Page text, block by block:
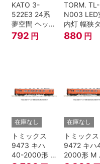
KATO 3-
522E3 24系
夢空間 ヘッド
マーク 4種各1
792 円
TORM. TL-
N003 LED
内灯 幅狭
プ・電球色 1
本 鉄道模型
880 円
在庫なし
トミックス
9473 キハ
40-2000形 T
在庫なし
トミックス
9472 キハ
2000形 M N